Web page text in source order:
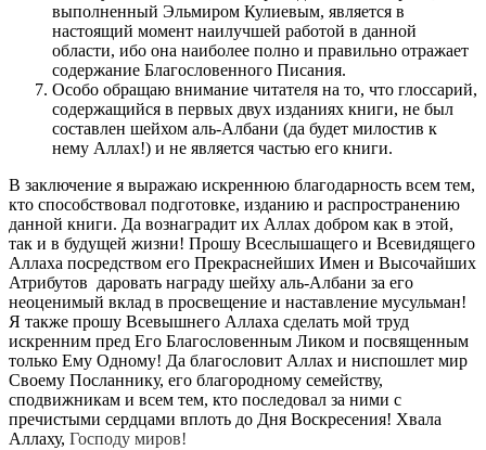
выполненный Эльмиром Кулиевым, является в
настоящий момент наилучшей работой в данной
области, ибо она наиболее полно и правильно отражает
содержание Благословенного Писания.
Особо обращаю внимание читателя на то, что глоссарий,
содержащийся в первых двух изданиях книги, не был
составлен шейхом аль-Албани (да будет милостив к
нему Аллах!) и не является частью его книги.
В заключение я выражаю искреннюю благодарность всем тем,
кто способствовал подготовке, изданию и распространению
данной книги. Да вознаградит их Аллах добром как в этой,
так и в будущей жизни! Прошу Всеслышащего и Всевидящего
Аллаха посредством его Прекраснейших Имен и Высочайших
Атрибутов даровать награду шейху аль-Албани за его
неоценимый вклад в просвещение и наставление мусульман!
Я также прошу Всевышнего Аллаха сделать мой труд
искренним пред Его Благословенным Ликом и посвященным
только Ему Одному! Да благословит Аллах и ниспошлет мир
Своему Посланнику, его благородному семейству,
сподвижникам и всем тем, кто последовал за ними с
пречистыми сердцами вплоть до Дня Воскресения! Хвала
Аллаху, Господу миров!